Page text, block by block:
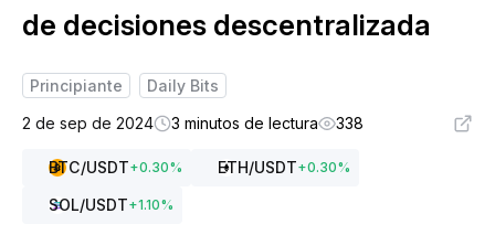
de decisiones descentralizada
Principiante
Daily Bits
2 de sep de 2024
3 minutos de lectura 338
BTC/USDT+0.30% ETH/USDT+0.30%
SOL/USDT+1.10%